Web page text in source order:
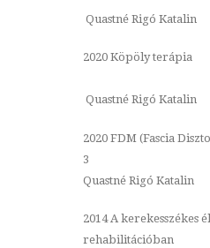
Quastné Rigó Katalin
2020
Quastné Rigó Katalin
2020 FDM (Fascia
Quastné Rigó Katalin
2014 A kerekesszékes